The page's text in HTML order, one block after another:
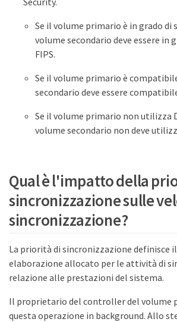
Se il volume primario è in grado di
volume secondario deve essere in
FIPS.
Se il volume primario è
secondario deve essere
Se il volume primario non utilizza
volume secondario non deve
Qual è l'impatto della
sincronizzazione sulle
sincronizzazione?
La priorità di sincronizzazione definisce
elaborazione allocato per le attività di
relazione alle prestazioni del sistema.
Il proprietario del controller del volume
questa operazione in background. Allo